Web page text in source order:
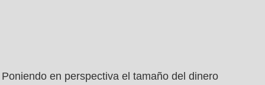
Poniendo en perspectiva el tamaño del dinero